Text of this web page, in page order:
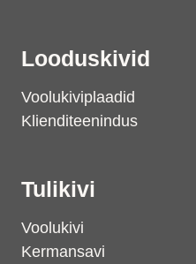
Looduskivid
Voolukiviplaadid
Klienditeenindus
Tulikivi
Voolukivi
Kermansavi